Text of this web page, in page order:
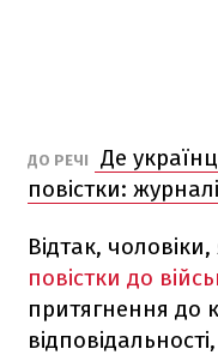
ДО РЕЧІ
Де
повістки:
Відтак,
повістки до
притягнення до